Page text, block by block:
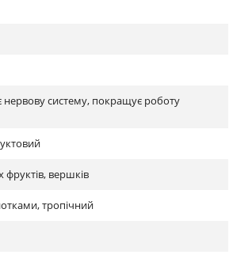
нервову систему, покращує роботу
вершків
тропічний